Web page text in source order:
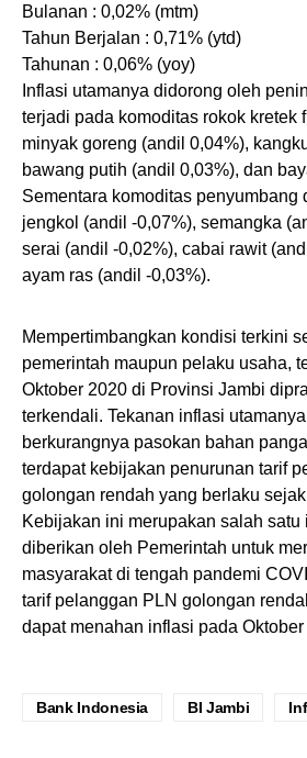
Bulanan : 0,02% (mtm)
Tahun Berjalan : 0,71% (ytd)
Tahunan : 0,06% (yoy)
Inflasi utamanya didorong oleh
terjadi pada komoditas rokok kretek
minyak goreng (andil 0,04%),
bawang putih (andil 0,03%), dan
Sementara komoditas penyumbang
jengkol (andil -0,07%), semangka
serai (andil -0,02%), cabai rawit
ayam ras (andil -0,03%).
Mempertimbangkan kondisi terkini
pemerintah maupun pelaku usaha,
Oktober 2020 di Provinsi Jambi
terkendali. Tekanan inflasi
berkurangnya pasokan bahan
terdapat kebijakan penurunan tarif
golongan rendah yang berlaku
Kebijakan ini merupakan salah satu
diberikan oleh Pemerintah untuk
masyarakat di tengah pandemi
tarif pelanggan PLN golongan
dapat menahan inflasi pada Oktober
Bank Indonesia BI Jambi